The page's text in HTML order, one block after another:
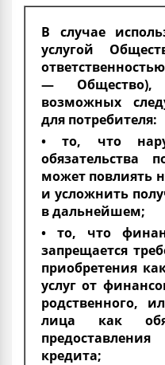
В случае
услугой
— Общество),
возможных
для потребителя:
• то, что
обязательства
может повлиять
и усложнить
в дальнейшем;
• то, что
запрещается
приобретения
услуг от
родственного,
лица как
кредита;